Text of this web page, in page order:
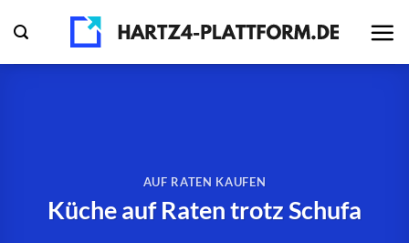
Inhalt
springen
AUF RATEN KAUFEN
Küche auf Raten trotz Schufa